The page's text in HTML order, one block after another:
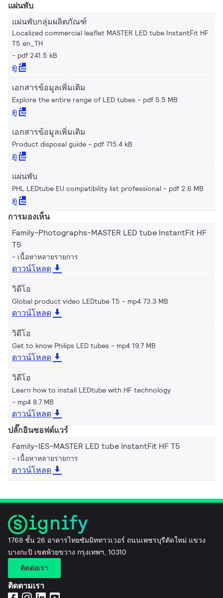
แผ่นพับ
แผ่นพับกลุ่มผลิตภัณฑ์
Localized commercial leaflet MASTER LED tube InstantFit HF
T5 en_TH
pdf 241.5 kB
ดู
เอกสารข้อมูลเพิ่มเติม
Explore the entire range of LED tubes pdf 5.5 MB
ดู
เอกสารข้อมูลเพิ่มเติม
Product disposal guide pdf 715.4 kB
ดู
แผ่นพับ
PHL LEDtube EU compatibility list professional pdf 2.6 MB
ดู
การมองเห็น
Family-Photographs-MASTER LED tube InstantFit HF
T5
เนื้อหาหลายรายการ
ดาวน์โหลด
วิดีโอ
Global product video LEDtube T5 mp4 73.3 MB
ดาวน์โหลด
วิดีโอ
Get to know Philips LED tubes mp4 19.7 MB
ดาวน์โหลด
วิดีโอ
Learn how to install LEDtube with HF technology
mp4 8.7 MB
ดาวน์โหลด
ปลั๊กอินซอฟต์แวร์
Family-IES-MASTER LED tube InstantFit HF T5
เนื้อหาหลายรายการ
ดาวน์โหลด
1768 ชั้น 26 อาคารไทยซัมมิททาวเวอร์ ถนนเพชรบุรีตัดใหม่ แขวง
บางกะปิ เขตห้วยขวาง กรุงเทพฯ, 10310
ติดต่อเรา
ติดตามเรา